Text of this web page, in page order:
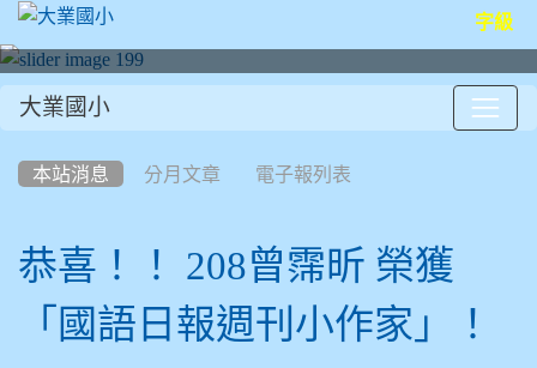
字級
大業國小
本站消息 分月文章 電子報列表
恭喜！！ 208曾霈昕 榮獲
「國語日報週刊小作家」！